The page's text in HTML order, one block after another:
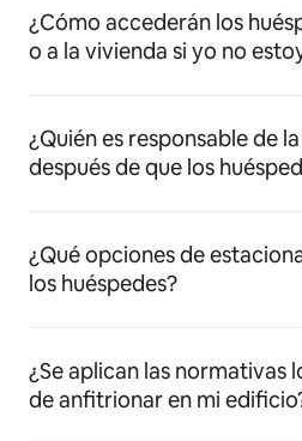
¿Cómo accederán los
o a la vivienda si yo no
¿Quién es responsable de
después de que los
¿Qué opciones de
los huéspedes?
¿Se aplican las normativas
de anfitrionar en mi